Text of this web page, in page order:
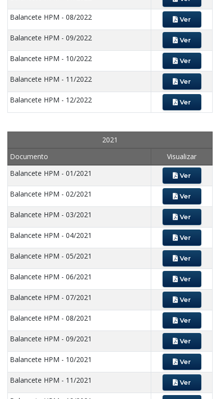
Balancete HPM - 08/2022 Ver
Balancete HPM - 09/2022 Ver
Balancete HPM - 10/2022 Ver
Balancete HPM - 11/2022 Ver
Balancete HPM - 12/2022 Ver
2021
Documento
Visualizar
Balancete HPM - 01/2021
Ver
Balancete HPM - 02/2021 Ver
Balancete HPM - 03/2021 Ver
Balancete HPM - 04/2021 Ver
Balancete HPM - 05/2021 Ver
Balancete HPM - 06/2021 Ver
Balancete HPM - 07/2021 Ver
Balancete HPM - 08/2021 Ver
Balancete HPM - 09/2021 Ver
Balancete HPM - 10/2021 Ver
Balancete HPM - 11/2021 Ver